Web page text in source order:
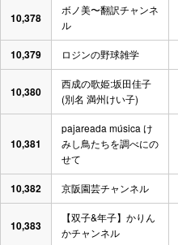
10,378
ボノ美〜翻訳チャンネ
ル
10,379 ロジンの野球雑学
10,380
西成の歌姫:坂田佳子
(別名 満州けい子)
10,381
pajareada música け
みし鳥たちを調べにの
せて
10,382 京阪園芸チャンネル
10,383
【双子&年子】かりん
かチャンネル